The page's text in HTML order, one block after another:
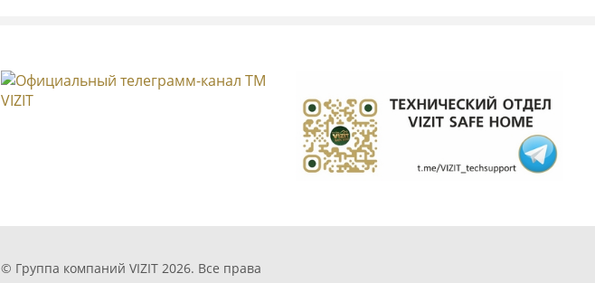
© Группа компаний VIZIT 2026. Все права